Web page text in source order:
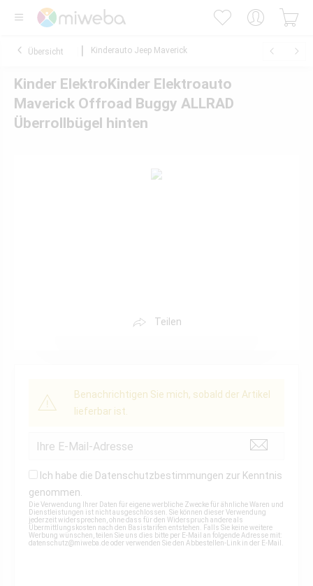
Übersicht Kinderauto Jeep Maverick
Kinder ElektroKinder Elektroauto
Maverick Offroad Buggy ALLRAD
Überrollbügel hinten
Teilen
Benachrichtigen Sie mich, sobald der Artikel
lieferbar ist.
Ich habe die Datenschutzbestimmungen zur Kenntnis
genommen.
Die Verwendung Ihrer Daten für eigene werbliche Zwecke für ähnliche Waren und
Dienstleistungen ist nicht ausgeschlossen. Sie können dieser Verwendung
jederzeit widersprechen, ohne dass für den Widerspruch andere als
Übermittlungskosten nach den Basistarifen entstehen. Falls Sie keine weitere
Werbung wünschen, teilen Sie uns dies bitte per E-Mail an folgende Adresse mit:
datenschutz@miweba.deoder verwenden Sie den Abbestellen-Link in der E-Mail.